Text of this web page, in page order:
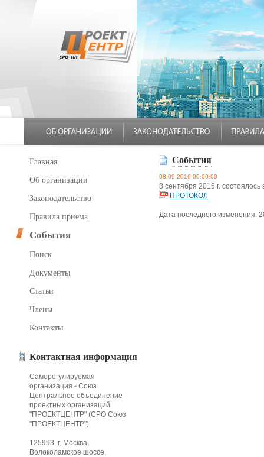
Главная
Об организации
Законодательство
Правила приема
События
Поиск
Документы
Статьи
Члены
Контакты
Контактная информация
Саморегулируемая
организация - Союз
Центральное объединение
проектных организаций
"ПРОЕКТЦЕНТР" (СРО Союз
"ПРОЕКТЦЕНТР")
125993, г. Москва,
Волоколамское шоссе,
События
08.09.2016 00:00:00
8 сентября 2016 г.
ПРОТОКОЛ
Дата последнего изменения: